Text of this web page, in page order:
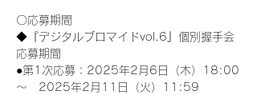
〇応募期間
◆『デジタルブロマイドvol.6』個別握手会
応募期間
●第1次応募：2025年2月6日（木）18:00
～　2025年2月11日（火）11:59